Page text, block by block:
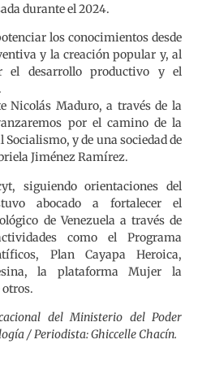
durante el 2024.
los conocimientos desde
y la creación popular y, al
el desarrollo productivo y el
Nicolás Maduro, a través de la
por el camino de la
y de una sociedad de
Jiménez Ramírez.
siguiendo orientaciones del
abocado a fortalecer el
de Venezuela a través de
como el Programa
Plan Cayapa Heroica,
la plataforma Mujer la
del Ministerio del Poder
/ Periodista: Ghiccelle Chacín.